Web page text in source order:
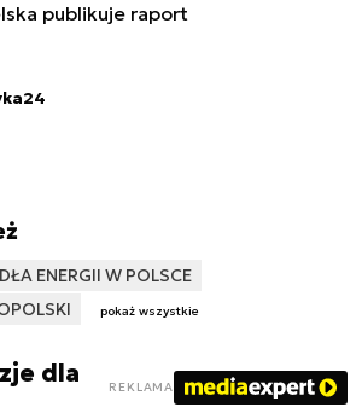
publikuje raport
ENERGII W POLSCE
pokaż wszystkie
dla
REKLAMA